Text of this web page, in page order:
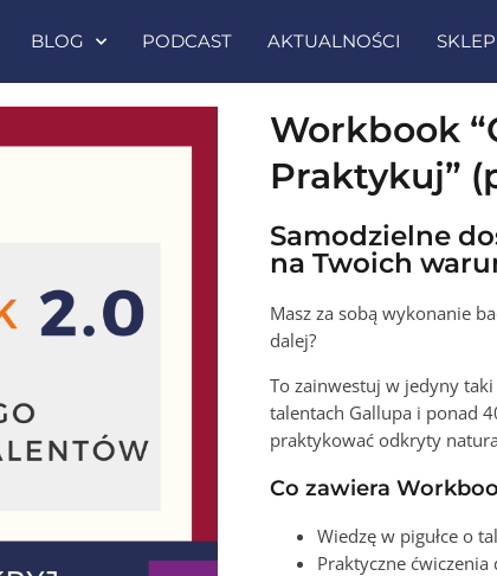
BLOG PODCAST AKTUALNOŚCI SKLEP
Workbook
Praktykuj”
Samodzielne
na Twoich
Masz za sobą wykonanie
dalej?
To zainwestuj w jedyny
talentach Gallupa i ponad
praktykować odkryty
Co zawiera
Wiedzę w pigułce o
Praktyczne